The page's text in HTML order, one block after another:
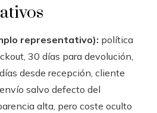
representativo): política
30 días para devolución,
desde recepción, cliente
salvo defecto del
alta, pero coste oculto